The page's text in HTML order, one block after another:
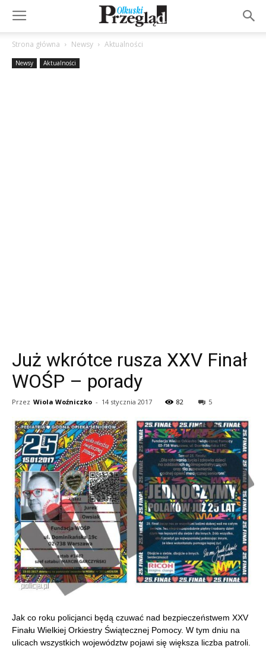
Strona główna Newsy Aktualności
Newsy Aktualności
Już wkrótce rusza XXV Finał
WOŚP – porady
Przez Wiola Woźniczko - 14 stycznia 2017 82 5
Jak co roku policjanci będą czuwać nad bezpieczeństwem XXV
Finału Wielkiej Orkiestry Świątecznej Pomocy. W tym dniu na
ulicach wszystkich województw pojawi się większa liczba patroli.